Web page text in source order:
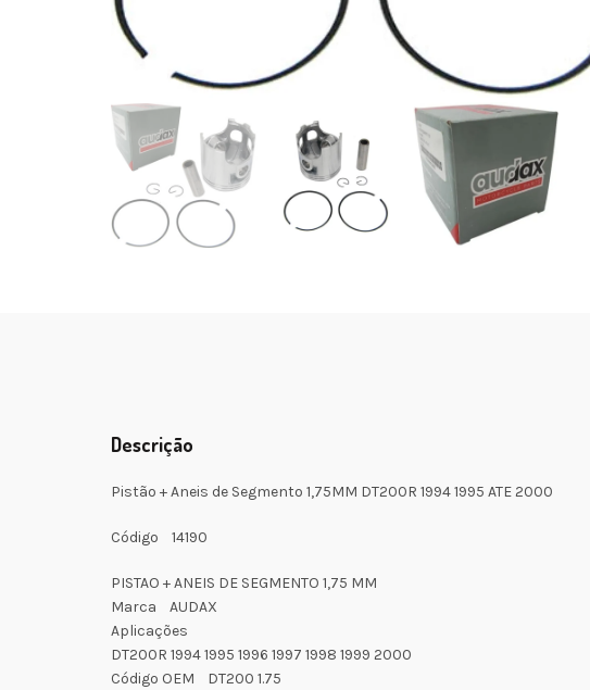
Descrição
Pistão + Aneis de Segmento 1,75MM DT200R 1994 1995 ATE 2000
Código 14190
PISTAO + ANEIS DE SEGMENTO 1,75 MM
Marca AUDAX
Aplicações
DT200R 1994 1995 1996 1997 1998 1999 2000
Código OEM DT200 1.75